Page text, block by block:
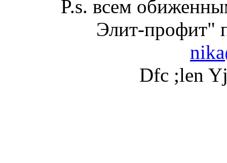
P.s. всем
Элит-профит"
Dfc ;len